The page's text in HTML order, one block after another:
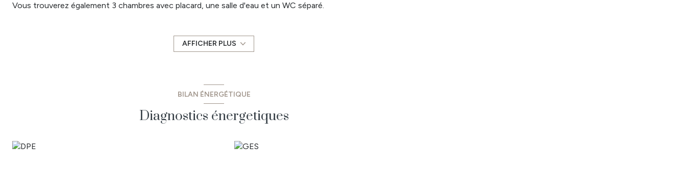
Vous trouverez également 3 chambres avec placard, une salle d'eau et un WC séparé.
- Prix : 259 700 € dont 6 % TTC d'honoraires à la charge de l'acquéreur.
AFFICHER PLUS
BILAN ÉNERGÉTIQUE
Diagnostics énergetiques